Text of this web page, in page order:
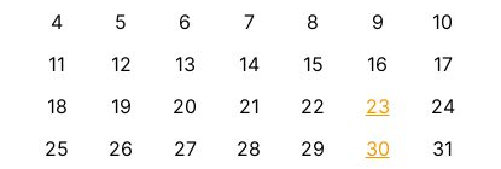
4
5 6 7 8 9
10
11
12 13 14 15 16
17
18
19 20 21 22 23
24
25
26 27 28 29 30 31